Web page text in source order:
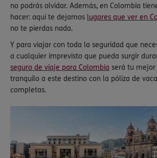
no podrás olvidar. Además, en Colombia
hacer: aquí te dejamos lugares que ver en
no te pierdas nada.
Y para viajar con toda la seguridad que
a cualquier imprevisto que pueda surgir
seguro de viaje para Colombia será tu
tranquilo a este destino con la póliza de
completas.